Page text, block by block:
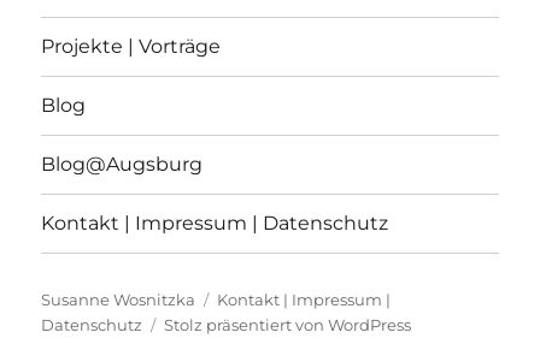
Projekte | Vorträge
Blog
Blog@Augsburg
Kontakt | Impressum | Datenschutz
Susanne Wosnitzka
Kontakt | Impressum |
Datenschutz
Stolz präsentiert von WordPress